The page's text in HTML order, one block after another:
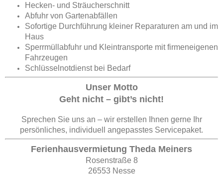
Hecken- und Sträucherschnitt
Abfuhr von Gartenabfällen
Sofortige Durchführung kleiner Reparaturen am und im
Haus
Sperrmüllabfuhr und Kleintransporte mit firmeneigenen
Fahrzeugen
Schlüsselnotdienst bei Bedarf
Unser Motto
Geht nicht – gibt’s nicht!
Sprechen Sie uns an – wir erstellen Ihnen gerne Ihr
persönliches, individuell angepasstes Servicepaket.
Ferienhausvermietung Theda Meiners
Rosenstraße 8
26553 Nesse